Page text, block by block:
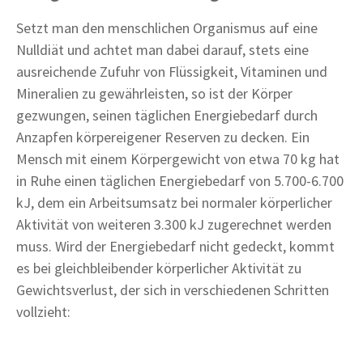
Setzt man den menschlichen Organismus auf eine
Nulldiät und achtet man dabei darauf, stets eine
ausreichende Zufuhr von Flüssigkeit, Vitaminen und
Mineralien zu gewährleisten, so ist der Körper
gezwungen, seinen täglichen Energiebedarf durch
Anzapfen körpereigener Reserven zu decken. Ein
Mensch mit einem Körpergewicht von etwa 70 kg hat
in Ruhe einen täglichen Energiebedarf von 5.700-6.700
kJ, dem ein Arbeitsumsatz bei normaler körperlicher
Aktivität von weiteren 3.300 kJ zugerechnet werden
muss. Wird der Energiebedarf nicht gedeckt, kommt
es bei gleichbleibender körperlicher Aktivität zu
Gewichtsverlust, der sich in verschiedenen Schritten
vollzieht: